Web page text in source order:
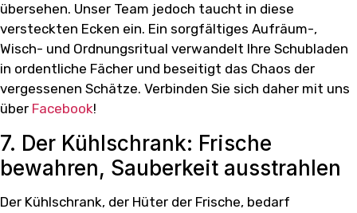
übersehen. Unser Team jedoch taucht in diese
versteckten Ecken ein. Ein sorgfältiges Aufräum-,
Wisch- und Ordnungsritual verwandelt Ihre Schubladen
in ordentliche Fächer und beseitigt das Chaos der
vergessenen Schätze. Verbinden Sie sich daher mit uns
über Facebook!
7. Der Kühlschrank: Frische
bewahren, Sauberkeit ausstrahlen
Der Kühlschrank, der Hüter der Frische, bedarf